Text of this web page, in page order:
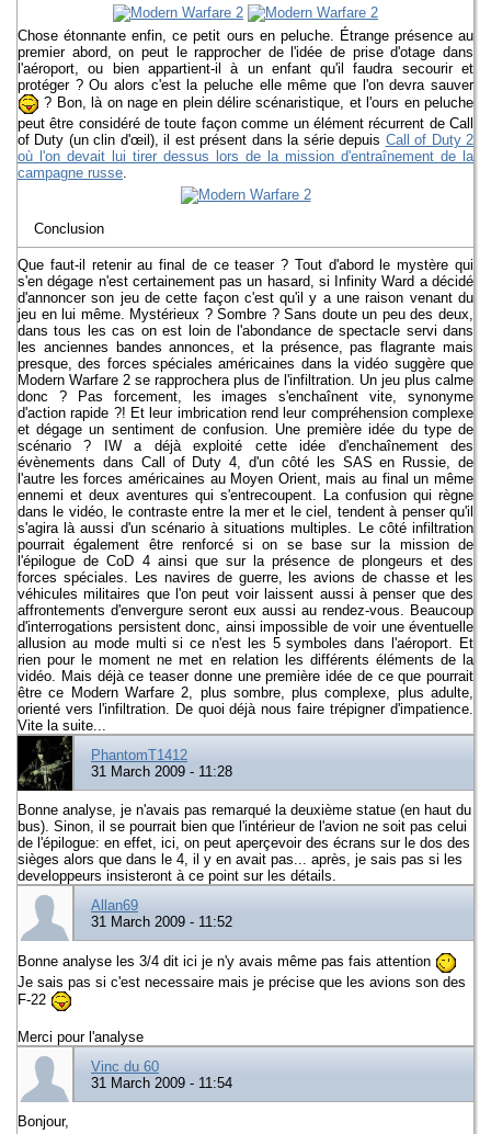
Chose étonnante enfin, ce petit ours en peluche. Étrange présence au
premier abord, on peut le rapprocher de l'idée de prise d'otage dans
l'aéroport, ou bien appartient-il à un enfant qu'il faudra secourir et
protéger ? Ou alors c'est la peluche elle même que l'on devra sauver
? Bon, là on nage en plein délire scénaristique, et l'ours en peluche
peut être considéré de toute façon comme un élément récurrent de Call
of Duty (un clin d'œil), il est présent dans la série depuis Call of Duty 2
où l'on devait lui tirer dessus lors de la mission d'entraînement de la
campagne russe.
Conclusion
Que faut-il retenir au final de ce teaser ? Tout d'abord le mystère qui
s'en dégage n'est certainement pas un hasard, si Infinity Ward a décidé
d'annoncer son jeu de cette façon c'est qu'il y a une raison venant du
jeu en lui même. Mystérieux ? Sombre ? Sans doute un peu des deux,
dans tous les cas on est loin de l'abondance de spectacle servi dans
les anciennes bandes annonces, et la présence, pas flagrante mais
presque, des forces spéciales américaines dans la vidéo suggère que
Modern Warfare 2 se rapprochera plus de l'infiltration. Un jeu plus calme
donc ? Pas forcement, les images s'enchaînent vite, synonyme
d'action rapide ?! Et leur imbrication rend leur compréhension complexe
et dégage un sentiment de confusion. Une première idée du type de
scénario ? IW a déjà exploité cette idée d'enchaînement des
évènements dans Call of Duty 4, d'un côté les SAS en Russie, de
l'autre les forces américaines au Moyen Orient, mais au final un même
ennemi et deux aventures qui s'entrecoupent. La confusion qui règne
dans le vidéo, le contraste entre la mer et le ciel, tendent à penser qu'il
s'agira là aussi d'un scénario à situations multiples. Le côté infiltration
pourrait également être renforcé si on se base sur la mission de
l'épilogue de CoD 4 ainsi que sur la présence de plongeurs et des
forces spéciales. Les navires de guerre, les avions de chasse et les
véhicules militaires que l'on peut voir laissent aussi à penser que des
affrontements d'envergure seront eux aussi au rendez-vous. Beaucoup
d'interrogations persistent donc, ainsi impossible de voir une éventuelle
allusion au mode multi si ce n'est les 5 symboles dans l'aéroport. Et
rien pour le moment ne met en relation les différents éléments de la
vidéo. Mais déjà ce teaser donne une première idée de ce que pourrait
être ce Modern Warfare 2, plus sombre, plus complexe, plus adulte,
orienté vers l'infiltration. De quoi déjà nous faire trépigner d'impatience.
Vite la suite...
PhantomT1412
31 March 2009 - 11:28
Bonne analyse, je n'avais pas remarqué la deuxième statue (en haut du
bus). Sinon, il se pourrait bien que l'intérieur de l'avion ne soit pas celui
de l'épilogue: en effet, ici, on peut aperçevoir des écrans sur le dos des
sièges alors que dans le 4, il y en avait pas... après, je sais pas si les
developpeurs insisteront à ce point sur les détails.
Allan69
31 March 2009 - 11:52
Bonne analyse les 3/4 dit ici je n'y avais même pas fais attention
Je sais pas si c'est necessaire mais je précise que les avions son des
F-22
Merci pour l'analyse
Vinc du 60
31 March 2009 - 11:54
Bonjour,